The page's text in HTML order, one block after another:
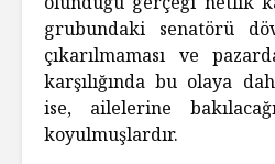
grubundaki senatörü
çıkarılmaması ve
karşılığında bu olaya
ise, ailelerine
koyulmuşlardır.